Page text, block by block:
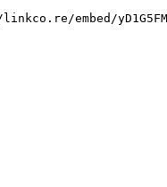
embed/